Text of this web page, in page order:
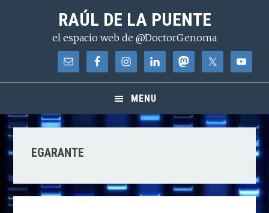
contenido
RAÚL DE LA PUENTE
el espacio web de @DoctorGenoma
MENU
EGARANTE